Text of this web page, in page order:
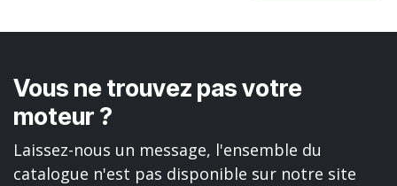
Vous ne trouvez pas votre
moteur ?
Laissez-nous un message, l'ensemble du
catalogue n'est pas disponible sur notre site